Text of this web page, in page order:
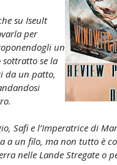
su Iseult
per
un
se la
da un patto,
Safi e l’Imperatrice di
a un filo, ma non tutto è
nelle Lande Stregate o